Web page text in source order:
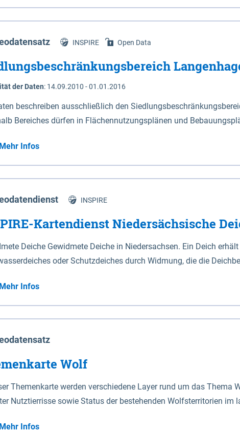
Niedersachsen (vgl. Abb. 4-1) entlang der Elbe zwischen
472,5 bei Schnackenburg bis 569 bei Lauenburg). Das
Dannenberg und Lüneburg.
INSPIRE Open Data
der Daten: 14.09.2010 - 01.01.2016
beschreiben ausschließlich den
Bereiches dürfen in Flächennutzungsplänen und
Mehr Infos
INSPIRE
Kartendienst Niedersächsische
Deiche Gewidmete Deiche in Niedersachsen. Ein Deich
oder Schutzdeiches durch Widmung, die die
Deiche gelten die Bestimmungen des Niedersächsischen
Sperrwerke Sperrwerke sind Bauwerke mit Sperrvorrichtungen in Tidegewässern, die dem
eines Gebietes vor erhöhten Tiden, vor allem vor Sturmfluten,
Art erhält die Eigenschaft eines Sperrwerkes durch
Mehr Infos
Wolf
Themenkarte werden verschiedene Layer rund um das Thema
Nutztierrisse sowie Status der bestehenden Wolfsterritorien im
Mehr Infos